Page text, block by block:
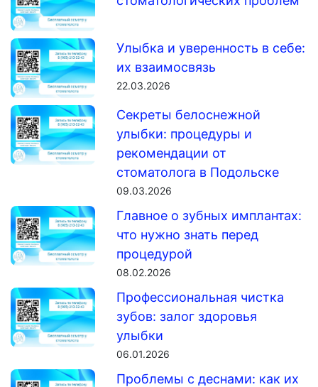
Улыбка и уверенность в себе:
их взаимосвязь
22.03.2026
Секреты белоснежной
улыбки: процедуры и
рекомендации от
стоматолога в Подольске
09.03.2026
Главное о зубных имплантах:
что нужно знать перед
процедурой
08.02.2026
Профессиональная чистка
зубов: залог здоровья
улыбки
06.01.2026
Проблемы с деснами: как их